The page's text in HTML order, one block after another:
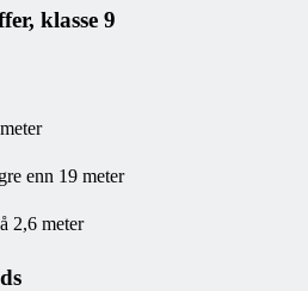
klasse 9
enn 19 meter
2,6 meter